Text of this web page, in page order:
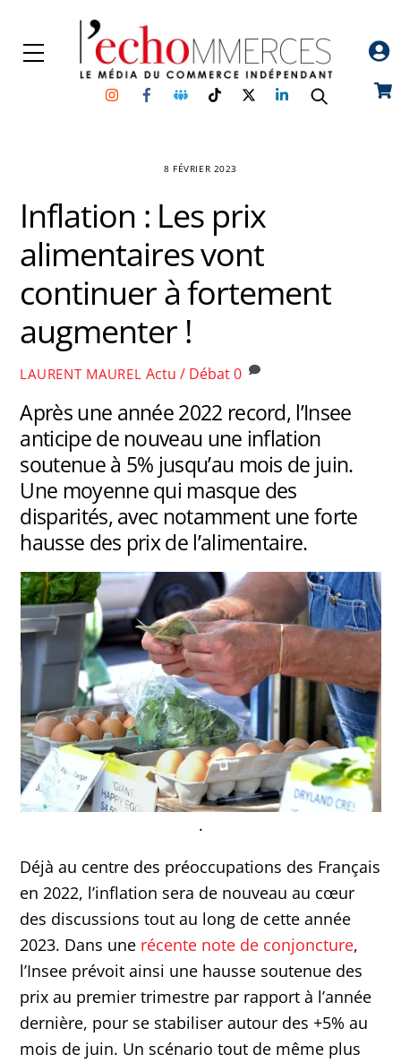
content
Menu
InstagramFacebookGroupe
Facebook
TikTokTwitterLinkedin
8 FÉVRIER 2023
Inflation : Les prix
alimentaires vont
continuer à fortement
augmenter !
LAURENT MAUREL Actu / Débat0
Après une année 2022 record, l’Insee
anticipe de nouveau une inflation
soutenue à 5% jusqu’au mois de juin.
Une moyenne qui masque des
disparités, avec notamment une forte
hausse des prix de l’alimentaire.
.
Déjà au centre des préoccupations des Français
en 2022, l’inflation sera de nouveau au cœur
des discussions tout au long de cette année
2023. Dans une récente note de conjoncture,
l’Insee prévoit ainsi une hausse soutenue des
prix au premier trimestre par rapport à l’année
dernière, pour se stabiliser autour des +5% au
mois de juin. Un scénario tout de même plus